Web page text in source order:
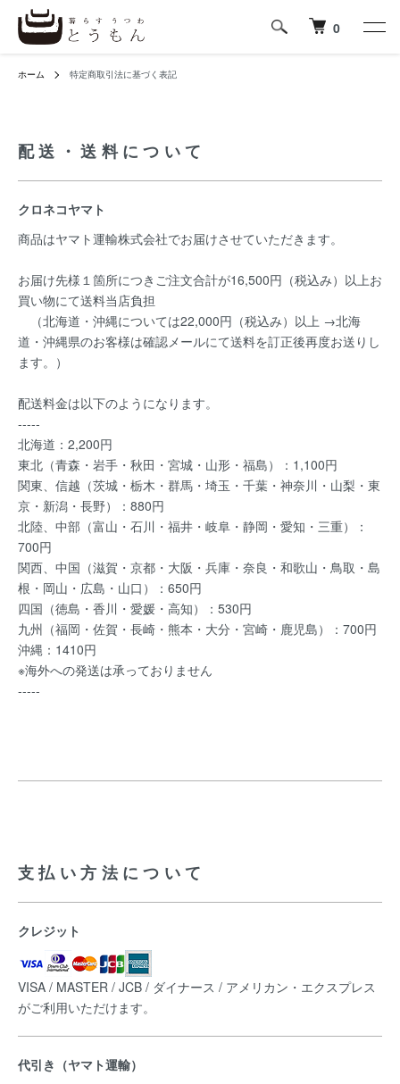
0
ホーム 特定商取引法に基づく表記
配送・送料について
クロネコヤマト
商品はヤマト運輸株式会社でお届けさせていただきます。
お届け先様１箇所につきご注文合計が16,500円（税込み）以上お
買い物にて送料当店負担
（北海道・沖縄については22,000円（税込み）以上 →北海
道・沖縄県のお客様は確認メールにて送料を訂正後再度お送りし
ます。）
配送料金は以下のようになります。
-----
北海道：2,200円
東北（青森・岩手・秋田・宮城・山形・福島）：1,100円
関東、信越（茨城・栃木・群馬・埼玉・千葉・神奈川・山梨・東
京・新潟・長野）：880円
北陸、中部（富山・石川・福井・岐阜・静岡・愛知・三重）：
700円
関西、中国（滋賀・京都・大阪・兵庫・奈良・和歌山・鳥取・島
根・岡山・広島・山口）：650円
四国（徳島・香川・愛媛・高知）：530円
九州（福岡・佐賀・長崎・熊本・大分・宮崎・鹿児島）：700円
沖縄：1410円
※海外への発送は承っておりません
-----
支払い方法について
クレジット
VISA / MASTER / JCB / ダイナース / アメリカン・エクスプレス
がご利用いただけます。
代引き（ヤマト運輸）